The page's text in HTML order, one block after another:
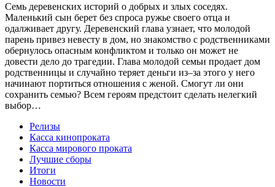
Семь деревенских историй о добрых и злых соседях.
Маленький сын берет без спроса ружье своего отца и
одалживает другу. Деревенский глава узнает, что молодой
парень привез невесту в дом, но знакомство с родственниками
обернулось опасным конфликтом и только он может не
довести дело до трагедии. Глава молодой семьи продает дом
родственницы и случайно теряет деньги из–за этого у него
начинают портиться отношения с женой. Смогут ли они
сохранить семью? Всем героям предстоит сделать нелегкий
выбор…
Релизы
Касса кинопроката
Касса мирового проката
Лучшие сборы
Итоги
Новости